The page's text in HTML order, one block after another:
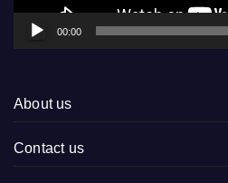
00:00
About us
Contact us